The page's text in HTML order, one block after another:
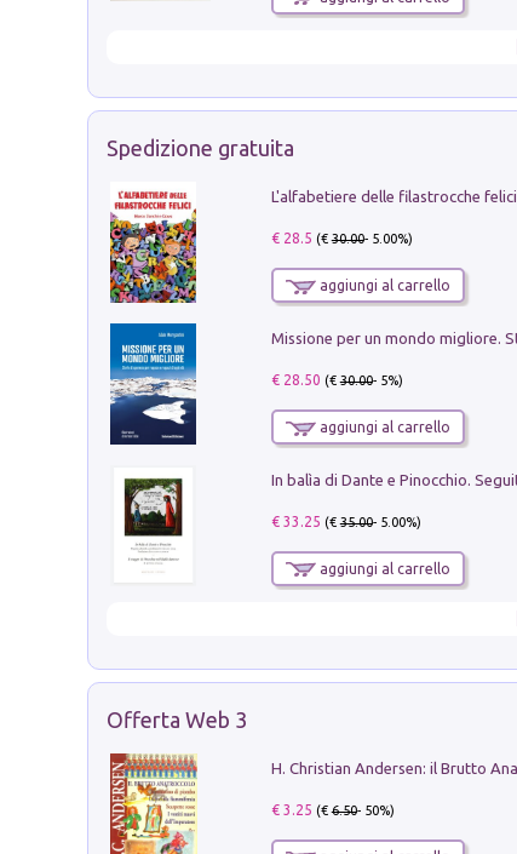
Spedizione gratuita
L'alfabetiere delle filastrocche felici
€ 28.5 (€30.00- 5.00%)
aggiungi al carrello
€ 28.50 (€30.00- 5%)
aggiungi al carrello
€ 33.25 (€35.00- 5.00%)
aggiungi al carrello
Offerta Web 3
€ 3.25 (€6.50- 50%)